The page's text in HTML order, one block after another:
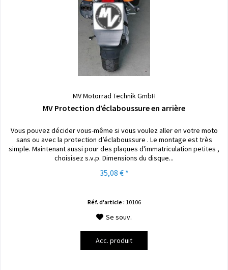
MV Motorrad Technik GmbH
MV Protection d’éclaboussure en arrière
Vous pouvez décider vous-même si vous voulez aller en votre moto
sans ou avec la protection d’éclaboussure . Le montage est très
simple. Maintenant aussi pour des plaques d'immatriculation petites ,
choisisez s.v.p. Dimensions du disque...
35,08 € *
Réf. d'article : 10106
Se souv.
Acc. produit